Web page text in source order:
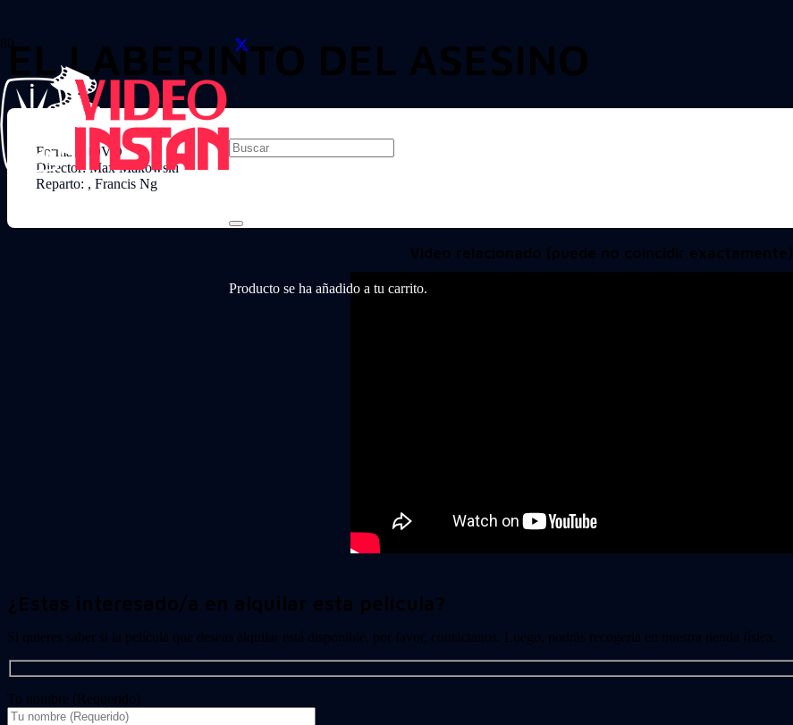
Producto se ha añadido a tu carrito.
EL LABERINTO DEL ASESINO
Formato: DVD
Director: Max Makowski
Reparto: , Francis Ng
Video relacionado (puede no coincidir exactamente)
¿Estas interesado/a en alquilar esta película?
Si quieres saber si la película que deseas alquilar está disponible, por favor, contáctanos. Luego, podrás recogerla en nuestra tienda física.
Tu nombre (Requerido)